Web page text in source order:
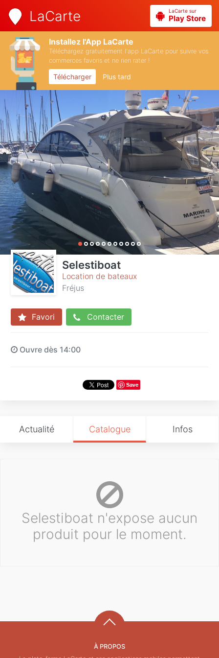
LaCarte LaCarte sur
Play Store
Installez l'App LaCarte
Téléchargez gratuitement l'app LaCarte pour suivre vos
commerces favoris et ne rien rater !
Télécharger Plus tard
Selestiboat
Location de bateaux
Fréjus
Favori Contacter
Ouvre dès 14:00
Save
Actualité Catalogue Infos
Selestiboat n'expose aucun
produit pour le moment.
À PROPOS